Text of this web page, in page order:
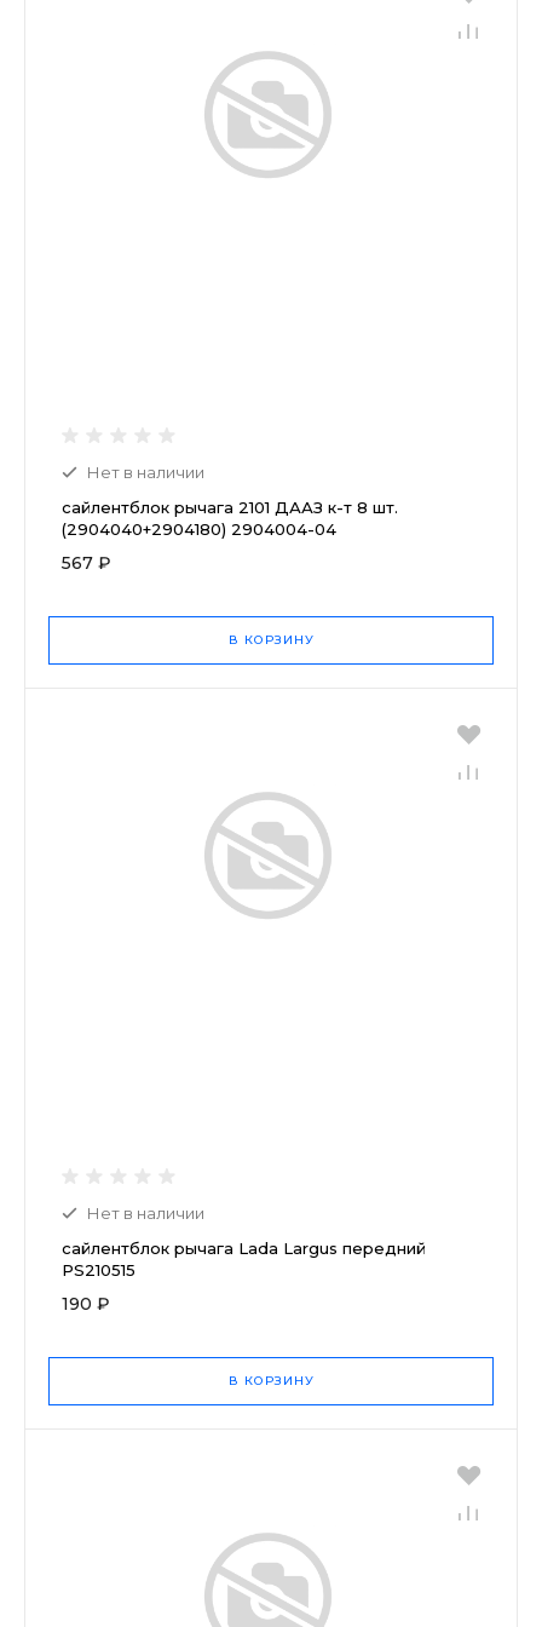
Нет в наличии
сайлентблок рычага 2101 ДААЗ к-т 8 шт.
(2904040+2904180) 2904004-04
567 ₽
В КОРЗИНУ
Нет в наличии
сайлентблок рычага Lada Largus передний
PS210515
190 ₽
В КОРЗИНУ